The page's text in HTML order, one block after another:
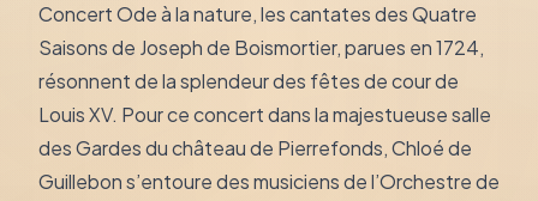
Concert Ode à la nature, les cantates des Quatre
Saisons de Joseph de Boismortier, parues en 1724,
résonnent de la splendeur des fêtes de cour de
Louis XV. Pour ce concert dans la majestueuse salle
des Gardes du château de Pierrefonds, Chloé de
Guillebon s’entoure des musiciens de l’Orchestre de